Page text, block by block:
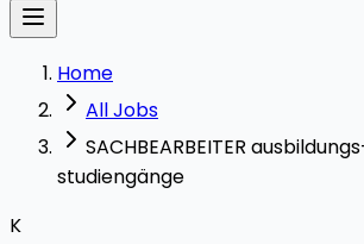
Home
All Jobs
SACHBEARBEITER
studiengänge
K